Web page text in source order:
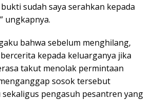
sudah saya serahkan kepada
ungkapnya.
bahwa sebelum menghilang,
kepada keluarganya jika
takut menolak permintaan
sosok tersebut
pengasuh pesantren yang